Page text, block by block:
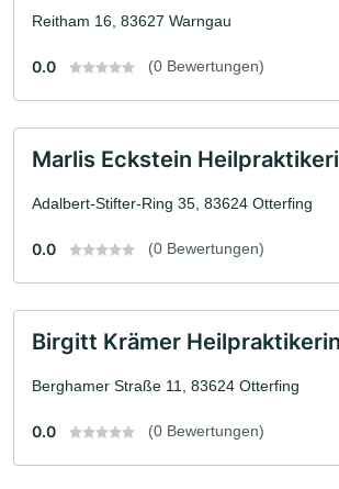
Reitham 16, 83627 Warngau
0.0 (0 Bewertungen)
Marlis Eckstein
Adalbert-Stifter-Ring 35, 83624 Otterfing
0.0 (0 Bewertungen)
Birgitt Krämer Heilpraktikerin
Berghamer Straße 11, 83624 Otterfing
0.0 (0 Bewertungen)